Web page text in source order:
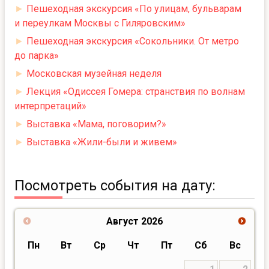
► Пешеходная экскурсия «По улицам, бульварам
и переулкам Москвы с Гиляровским»
► Пешеходная экскурсия «Сокольники. От метро
до парка»
► Московская музейная неделя
► Лекция «Одиссея Гомера: странствия по волнам
интерпретаций»
► Выставка «Мама, поговорим?»
► Выставка «Жили-были и живем»
Посмотреть события на дату:
Август 2026
Пн Вт Ср Чт Пт Сб Вс